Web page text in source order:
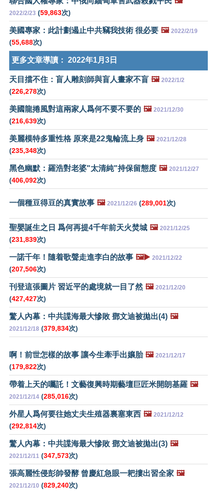
2022/2/23 (59,863次)
美國專家：此計劃遏止中共竊我技術 很必要 🖼️ 2022/2/19
(55,688次)
更多文章導讀： 2022年1月3日
天目擋不住：盲人雕刻師與盲人畫家不盲 🖼️ 2022/1/2
(226,278次)
美國龍捲風對這兩家人爲何不要不要的 🖼️ 2021/12/30
(216,639次)
美麗模特多重性格 原來是22鬼輪流上身 🖼️ 2021/12/28
(235,348次)
黑色幽默：羅浩對老婆"太清純"持保留態度 🖼️ 2021/12/27
(406,092次)
一個種豆得豆的真實故事 🖼️ 2021/12/26 (289,001次)
聖嬰誕生之日 爲何再提4千年前天火焚城 🖼️ 2021/12/25
(231,839次)
一諾千年！隨着歌聲走進李白的故事 🖼️▶️ 2021/12/22
(207,506次)
刊登這張圖片 習近平的處境就一目了然 🖼️ 2021/12/20
(427,427次)
驚人內幕：中共諜海最大慘敗 鄧文迪被拋出(4) 🖼️
2021/12/18 (379,834次)
啊！前世怎樣的故事 讓今生牽手出孃胎 🖼️ 2021/12/17
(179,822次)
帶着上天的囑託！文藝復興時期藝壇巨匠米開朗基羅 🖼️
2021/12/14 (285,016次)
外星人爲何要往她丈夫生殖器裏塞東西 🖼️ 2021/12/12
(292,814次)
驚人內幕：中共諜海最大慘敗 鄧文迪被拋出(3) 🖼️
2021/12/11 (347,573次)
張高麗性侵彭帥發酵 曾慶紅急眼一耙摟出習全家 🖼️
2021/12/10 (829,240次)